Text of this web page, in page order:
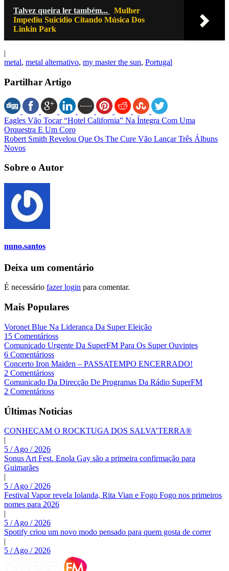
Talvez queira ler também...
Mulher
Impediu Suicídio Citando Música Dos
Linkin Park
|
metal, metal alternativo, my master the sun, Portugal
Partilhar Artigo
Eagles Vão Tocar “Hotel California” Na Íntegra Com Uma
Orquestra E Um Coro
Robert Smith Revelou Que Os The Cure Vão Lançar Três Álbuns
Novos
Sobre o Autor
nuno.santos
Deixa um comentário
É necessário fazer login para comentar.
Mais Populares
Voronet Blue Na Liderança Da Super Eleição
15 Comentárioss
Comunicado Urgente Da SuperFM Para Os Super Ouvintes
6 Comentárioss
Concerto Iron Maiden – PASSATEMPO ENCERRADO!
2 Comentárioss
Comunicado Da Direcção De Programas Da Rádio SuperFM
2 Comentárioss
Últimas Noticias
CONHEÇAM O ROCKTUGA DOS SALVA’TERRA®
|
5 / Ago / 2026
Sonus Art Fest. Enola Gay são a primeira confirmação para
Guimarães
|
5 / Ago / 2026
Festival Vapor revela Iolanda, Rita Vian e Fogo Fogo nos primeiros
nomes para 2026
|
5 / Ago / 2026
Spotify criou um novo modo pensado para quem gosta de correr
|
5 / Ago / 2026